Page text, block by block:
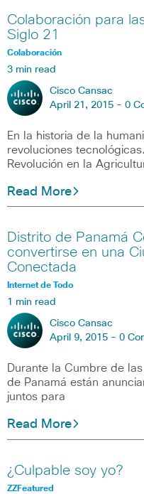
Colaboración para
Siglo 21
Colaboración
3 min read
Cisco Cansac
April 21, 2015 - 0
En la historia de la
revoluciones
Revolución en la
Read More
Distrito de Panamá
convertirse en una
Conectada
Internet de Todo
1 min read
Cisco Cansac
April 9, 2015 - 0
Durante la Cumbre de
de Panamá están
juntos para
Read More
¿Culpable soy yo?
ZZFeatured